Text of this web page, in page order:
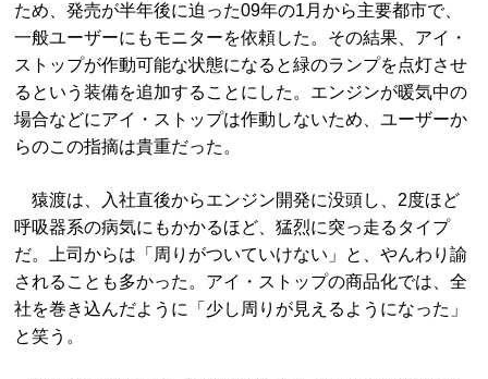
ため、発売が半年後に迫った09年の1月から主要都市で、
一般ユーザーにもモニターを依頼した。その結果、アイ・
ストップが作動可能な状態になると緑のランプを点灯させ
るという装備を追加することにした。エンジンが暖気中の
場合などにアイ・ストップは作動しないため、ユーザーか
らのこの指摘は貴重だった。
猿渡は、入社直後からエンジン開発に没頭し、2度ほど
呼吸器系の病気にもかかるほど、猛烈に突っ走るタイプ
だ。上司からは「周りがついていけない」と、やんわり諭
されることも多かった。アイ・ストップの商品化では、全
社を巻き込んだように「少し周りが見えるようになった」
と笑う。